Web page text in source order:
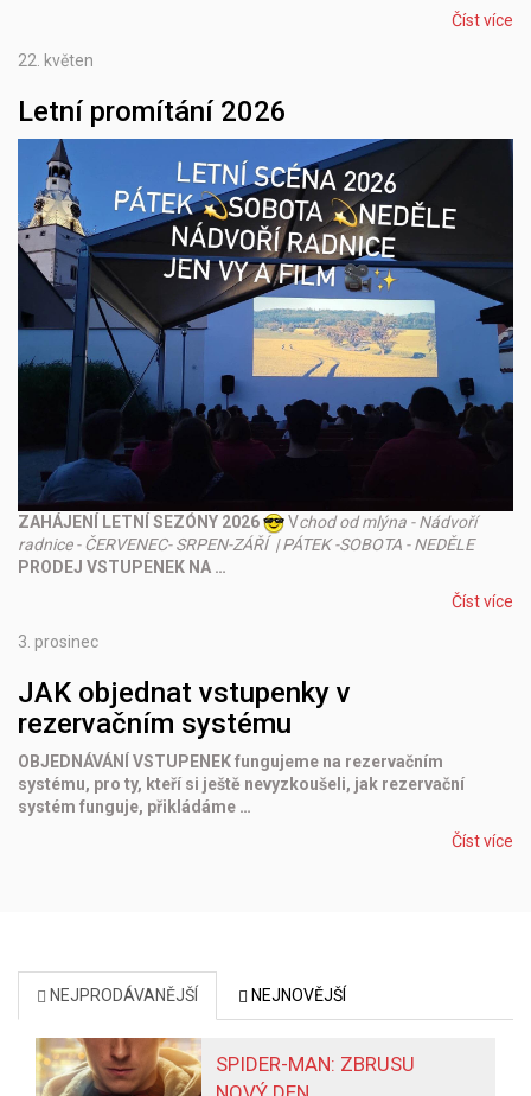
Číst více
22. květen
Letní promítání 2026
ZAHÁJENÍ LETNÍ SEZÓNY 2026 Vchod od mlýna - Nádvoří
radnice - ČERVENEC- SRPEN-ZÁŘÍ | PÁTEK -SOBOTA - NEDĚLE
PRODEJ VSTUPENEK NA …
Číst více
3. prosinec
JAK objednat vstupenky v
rezervačním systému
OBJEDNÁVÁNÍ VSTUPENEK fungujeme na rezervačním
systému, pro ty, kteří si ještě nevyzkoušeli, jak rezervační
systém funguje, přikládáme …
Číst více
NEJPRODÁVANĚJŠÍ NEJNOVĚJŠÍ
SPIDER-MAN: ZBRUSU